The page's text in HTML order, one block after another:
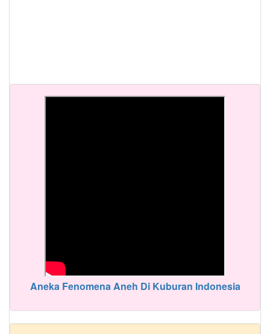
Aneka Fenomena Aneh Di Kuburan Indonesia